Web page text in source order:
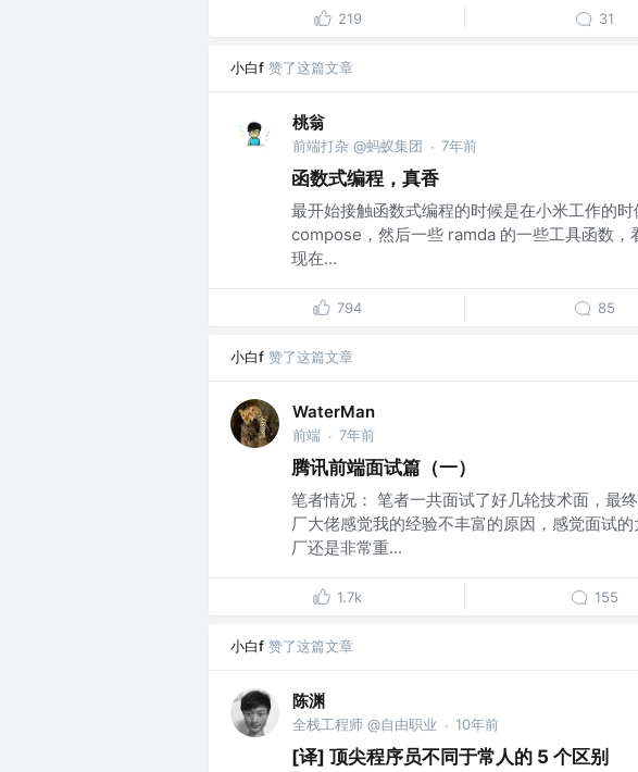
219 31
小白f 赞了这篇文章
桃翁
前端打杂 @蚂蚁集团 · 7年前
函数式编程，真香
最开始接触函数式编程的时候是在小米工作的
compose，然后一些 ramda 的一些工具函数，
现在...
794 85
小白f 赞了这篇文章
WaterMan
前端 · 7年前
腾讯前端面试篇（一）
笔者情况： 笔者一共面试了好几轮技术面，最
厂大佬感觉我的经验不丰富的原因，感觉面试
厂还是非常重...
1.7k 155
小白f 赞了这篇文章
陈渊
全栈工程师 @自由职业 · 10年前
[译] 顶尖程序员不同于常人的 5 个区别